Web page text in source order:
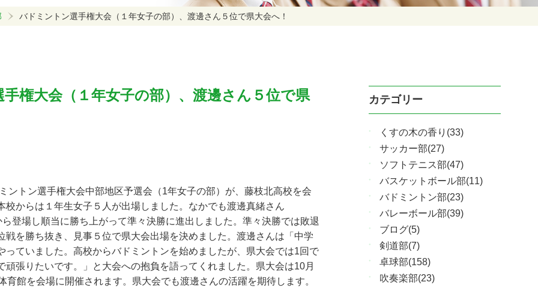
バドミントン選手権大会（１年女子の部）、渡邊さん５位で県大会へ！
権大会（１年女子の部）、渡邊さん５位で県
ントン選手権大会中部地区予選会（1年女子の部）が、藤枝北高校を会
校からは１年生女子５人が出場しました。なかでも渡邊真緒さん
登場し順当に勝ち上がって準々決勝に進出しました。準々決勝では敗退
戦を勝ち抜き、見事５位で県大会出場を決めました。渡邊さんは「中学
っていました。高校からバドミントンを始めましたが、県大会では1回で
頑張りたいです。」と大会への抱負を語ってくれました。県大会は10月
育館を会場に開催されます。県大会でも渡邊さんの活躍を期待します。
カテゴリー
くすの木の香り(33)
サッカー部(27)
ソフトテニス部(47)
バスケットボール部(11)
バドミントン部(23)
バレーボール部(39)
ブログ(5)
剣道部(7)
卓球部(158)
吹奏楽部(23)